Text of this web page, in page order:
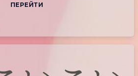
ПЕРЕЙТИ